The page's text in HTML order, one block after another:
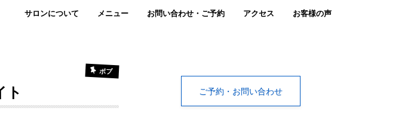
サロンについて メニュー お問い合わせ・ご予約 アクセス お客様の声
ボブ
ト ご予約・お問い合わせ